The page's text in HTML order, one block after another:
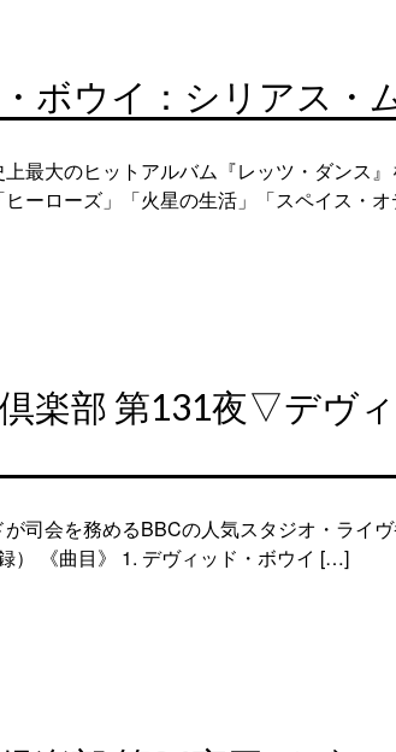
ボウイ：シリアス・
最大のヒットアルバム『レッツ・ダンス
ヒーローズ」「火星の生活」「スペイス・
楽部 第131夜▽デヴ
司会を務めるBBCの人気スタジオ・ライ
） 《曲目》 1. デヴィッド・ボウイ […]